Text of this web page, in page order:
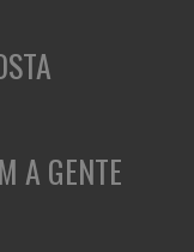
A GENTE